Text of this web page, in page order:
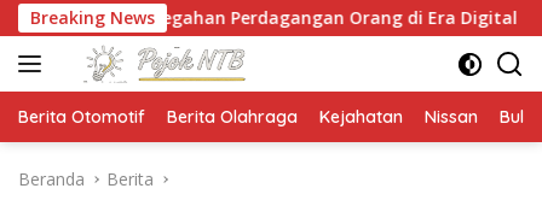
Langsung
ke
konten
Breaking NewsPerdagangan Orang di Era Digital NTB
Berita Otomotif Berita Olahraga Kejahatan Nissan
Beranda Berita